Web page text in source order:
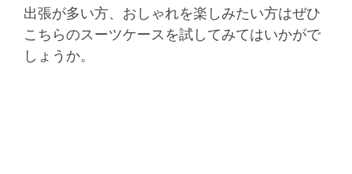
出張が多い方、おしゃれを楽しみたい方はぜひ
こちらのスーツケースを試してみてはいかがで
しょうか。